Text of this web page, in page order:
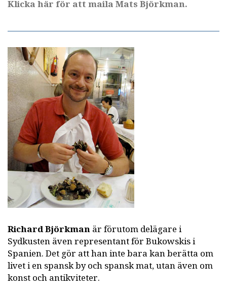
Klicka här för att maila Mats Björkman.
Richard Björkman är förutom delägare i
Sydkusten även representant för Bukowskis i
Spanien. Det gör att han inte bara kan berätta om
livet i en spansk by och spansk mat, utan även om
konst och antikviteter.